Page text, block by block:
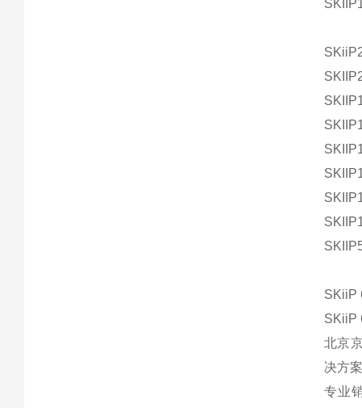
SKiiP
SKiiP
北京
决方
专业